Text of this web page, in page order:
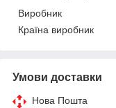
Виробник
Країна виробник
Умови доставки
Нова Пошта